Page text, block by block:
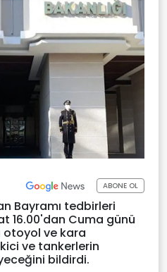
ABONE OL
Bayramı tedbirleri
16.00'dan Cuma günü
otoyol ve kara
ve tankerlerin
bildirdi.